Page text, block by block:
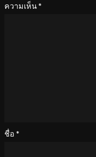
ความเห็น*
ชื่อ *